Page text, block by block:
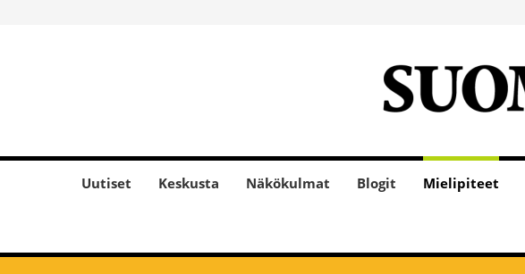
Uutiset Keskusta Näkökulmat Blogit Mielipiteet